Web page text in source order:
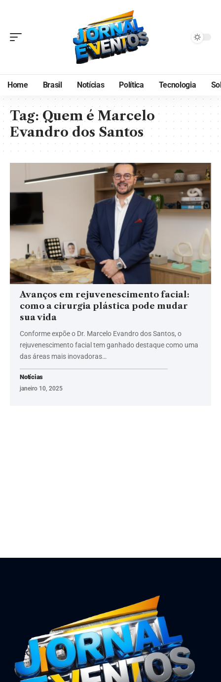
Home Brasil Notícias Política Tecnologia
Tag:Quem é Marcelo
Evandro dos Santos
Avanços em rejuvenescimento facial:
como a cirurgia plástica pode mudar
sua vida
Conforme expõe o Dr. Marcelo Evandro dos Santos, o
rejuvenescimento facial tem ganhado destaque como uma
das áreas mais inovadoras…
Notícias
janeiro 10, 2025